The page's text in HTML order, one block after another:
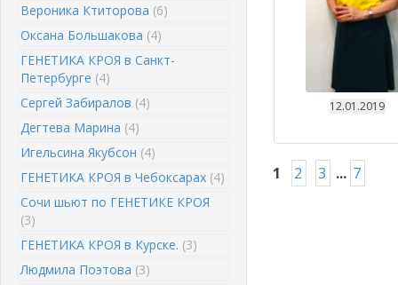
Вероника Ктиторова (6)
Оксана Большакова (4)
ГЕНЕТИКА КРОЯ в Санкт-
Петербурге (4)
Сергей Забиралов (4)
Дегтева Марина (4)
Игельсина Якубсон (4)
ГЕНЕТИКА КРОЯ в Чебоксарах (4)
Сочи шьют по ГЕНЕТИКЕ КРОЯ
(3)
ГЕНЕТИКА КРОЯ в Курске. (3)
Людмила Поэтова (3)
12.01.2019
1 2 3 ... 7